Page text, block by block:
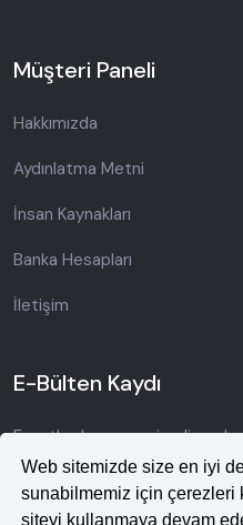
Web sitemizde size en iyi
sunabilmemiz için çerezleri
siteyi kullanmaya devam
Müşteri Paneli
Hakkımızda
Aydınlatma Metni
İnsan Kaynakları
Banka Hesapları
İletişim
E-Bülten Kaydı
Fırsatlardan ve yeni
olun.